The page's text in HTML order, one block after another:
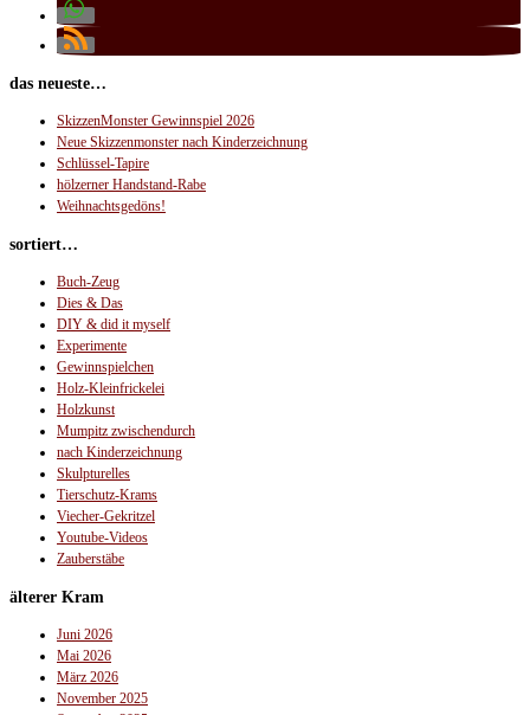
das neueste…
SkizzenMonster Gewinnspiel 2026
Neue Skizzenmonster nach Kinderzeichnung
Schlüssel-Tapire
hölzerner Handstand-Rabe
Weihnachtsgedöns!
sortiert…
Buch-Zeug
Dies & Das
DIY & did it myself
Experimente
Gewinnspielchen
Holz-Kleinfrickelei
Holzkunst
Mumpitz zwischendurch
nach Kinderzeichnung
Skulpturelles
Tierschutz-Krams
Viecher-Gekritzel
Youtube-Videos
Zauberstäbe
älterer Kram
Juni 2026
Mai 2026
März 2026
November 2025